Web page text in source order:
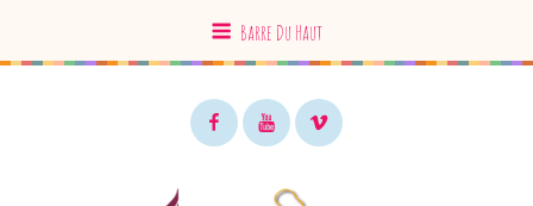
Barre Du Haut
FacebookYoutubeVimeo